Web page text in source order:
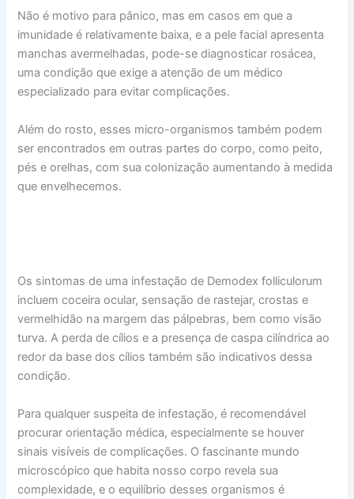
Não é motivo para pânico, mas em casos em que a
imunidade é relativamente baixa, e a pele facial apresenta
manchas avermelhadas, pode-se diagnosticar rosácea,
uma condição que exige a atenção de um médico
especializado para evitar complicações.
Além do rosto, esses micro-organismos também podem
ser encontrados em outras partes do corpo, como peito,
pés e orelhas, com sua colonização aumentando à medida
que envelhecemos.
Os sintomas de uma infestação de Demodex folliculorum
incluem coceira ocular, sensação de rastejar, crostas e
vermelhidão na margem das pálpebras, bem como visão
turva. A perda de cílios e a presença de caspa cilíndrica ao
redor da base dos cílios também são indicativos dessa
condição.
Para qualquer suspeita de infestação, é recomendável
procurar orientação médica, especialmente se houver
sinais visíveis de complicações. O fascinante mundo
microscópico que habita nosso corpo revela sua
complexidade, e o equilíbrio desses organismos é